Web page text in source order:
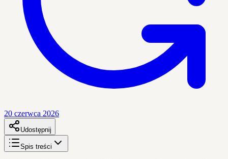
20 czerwca 2026
Udostępnij
Spis treści